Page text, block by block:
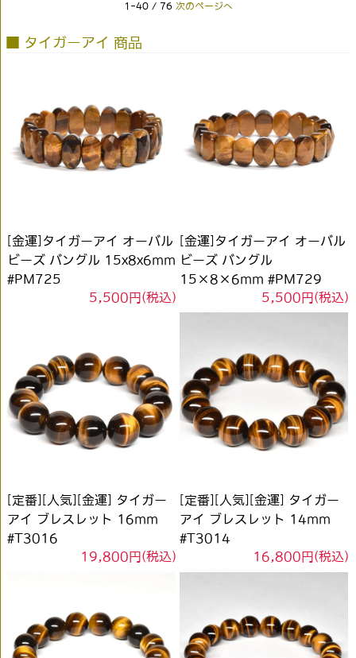
1-40 / 76 次のページへ
■ タイガーアイ 商品
[金運]タイガーアイ オーバル
ビーズ バングル 15x8x6mm
#PM725
5,500円(税込)
[金運]タイガーアイ オーバル
ビーズ バングル
15×8×6mm #PM729
5,500円(税込)
[定番][人気][金運] タイガー
アイ ブレスレット 16mm
#T3016
19,800円(税込)
[定番][人気][金運] タイガー
アイ ブレスレット 14mm
#T3014
16,800円(税込)